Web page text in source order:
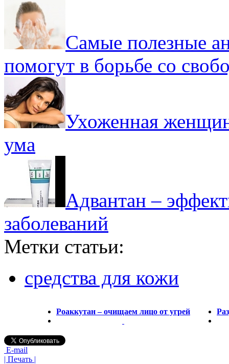
Самые полезные
помогут в борьбе со
Ухоженная
ума
Адвантан –
заболеваний
Метки статьи:
средства для кожи
Роаккутан – очищаем лицо от угрей
E-mail
| Печать |